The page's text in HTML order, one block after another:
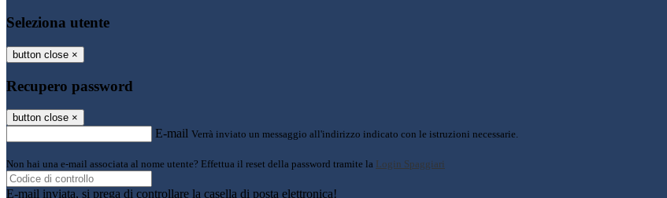
Seleziona utente
button close ×
Recupero password
button close ×
E-mail Verrà inviato un messaggio all'indirizzo indicato con le istruzioni necessarie.
Non hai una e-mail associata al nome utente? Effettua il reset della password tramite la Login Spaggiari
E-mail inviata, si prega di controllare la casella di posta elettronica!